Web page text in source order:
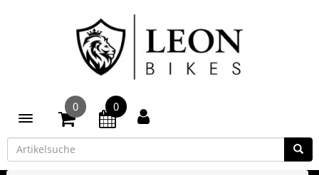
Toggle navigation
0 0